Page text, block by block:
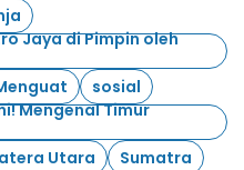
Jaya di Pimpin oleh
sosial
Mengenal Timur
Utara
Sumatra